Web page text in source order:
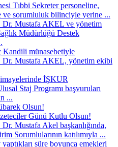
Tıbbi Sekreter personeline,
ve sorumluluk bilinciyle yerine ...
Dr. Mustafa AKEL ve yönetim
Müdürlüğü Destek
Kandili münasebetiyle
Dr. Mustafa AKEL, yönetim ekibi
İŞKUR
Staj Programı başvuruları
...
Olsun!
Günü Kutlu Olsun!
Mustafa Akel başkanlığında,
Sorumlularının katılımıyla ...
süre boyunca emekleri